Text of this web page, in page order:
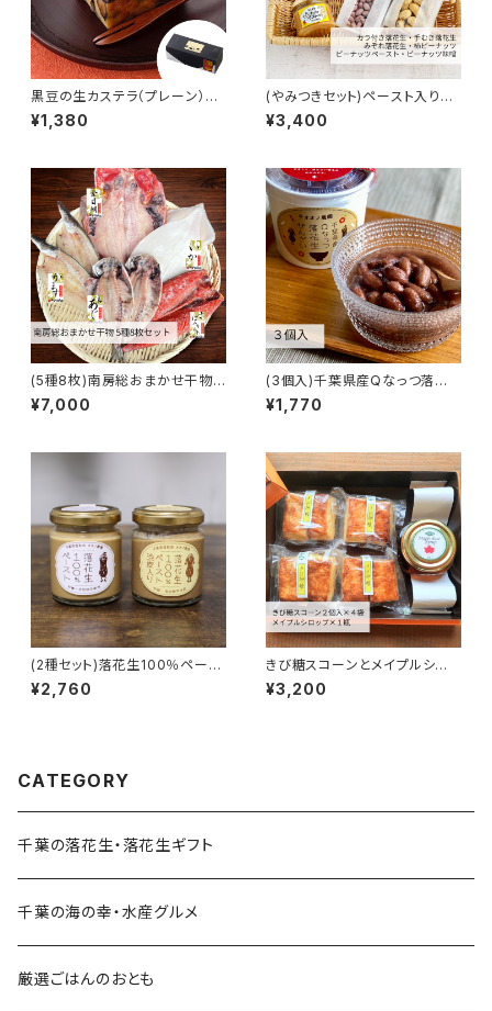
黒豆の生カステラ（プレーン）
【金田屋】
¥1,380
(やみつきセット)ペースト入り詰
合せ【木村ピーナッツ】
¥3,400
(5種8枚)南房総おまかせ干物セ
ット【まるい鮮魚店】
¥7,000
(3個入)千葉県産Qなっつ落花
生ぜんざい【オオノ農園】
¥1,770
(2種セット)落花生100％ペース
ト【オオノ農園】
¥2,760
きび糖スコーンとメイプルシロッ
プセット【花押】
¥3,200
CATEGORY
千葉の落花生・落花生ギフト
千葉の海の幸・水産グルメ
厳選ごはんのおとも